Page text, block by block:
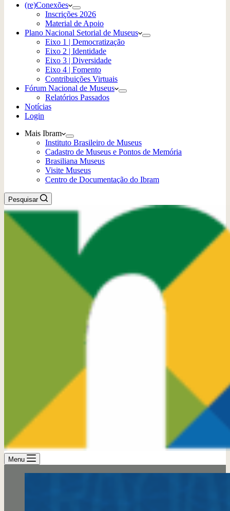
(re)Conexões
Inscrições 2026
Material de Apoio
Plano Nacional Setorial de Museus
Eixo 1 | Democratização
Eixo 2 | Identidade
Eixo 3 | Diversidade
Eixo 4 | Fomento
Contribuições Virtuais
Fórum Nacional de Museus
Relatórios Passados
Notícias
Login
Mais Ibram
Instituto Brasileiro de Museus
Cadastro de Museus e Pontos de Memória
Brasiliana Museus
Visite Museus
Centro de Documentação do Ibram
Pesquisar
Menu